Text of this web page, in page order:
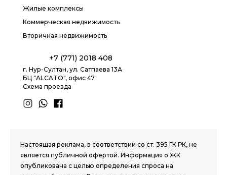
Жилые комплексы
Коммерческая недвижимость
Вторичная недвижимость
+7 (771) 2018 408
г. Нур-Султан, ул. Сатпаева 13А
БЦ "ALCATO", офис 47.
Схема проезда
Настоящая реклама, в соответствии со ст. 395 ГК РК, не
является публичной офертой. Информация о ЖК
опубликована с целью определения спроса на